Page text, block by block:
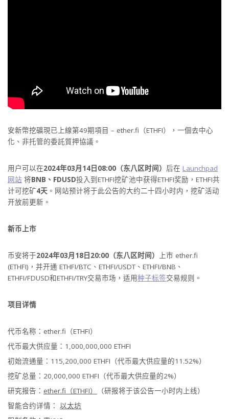
安新幣挖礦現已上線第49期項目 – ether.fi（ETHFI），一個去中心
化、非托管的委託質押協議。
用户可以在2024年03月14日08:00（东八区时间） 后在 Launchpad
网站 将BNB、FDUSD投入到ETHFI挖矿池中获得ETHFI奖励，ETHFI共
计可挖矿4天 。网站预计将于此公告的大约二十四小时内，挖矿活动
开放前更新。
新币上市
币安将于2024年03月18日20:00（东八区时间）
上市 ether.fi
(ETHFI)，并开通 ETHFI/BTC、ETHFI/USDT、ETHFI/BNB、
ETHFI/FDUSD和ETHFI/TRY交易市场，适用种子标签交易规则。
项目详情
代币名称：ether.fi（ETHFI）
代币最大供应量：1,000,000,000 ETHFI
初始流通量：115,200,000 ETHFI（代币最大供应量的11.52%）
挖矿总量：20,000,000 ETHFI（代币最大供应量的2%）
研究报告： ether.fi（ETHFI）
（研报将于该公告一小时内上线）
智能合约详情： 以太坊